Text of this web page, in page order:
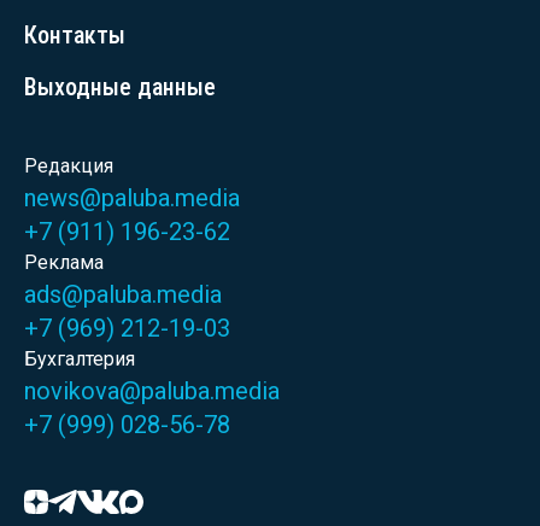
Контакты
Выходные данные
Редакция
news@paluba.media
+7 (911) 196-23-62
Реклама
ads@paluba.media
+7 (969) 212-19-03
Бухгалтерия
novikova@paluba.media
+7 (999) 028-56-78